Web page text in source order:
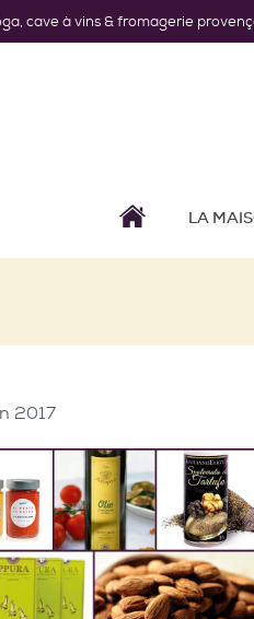
cave à vins & fromagerie
LA
2017